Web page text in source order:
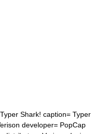
Shark! caption= Typer
developer= PopCap